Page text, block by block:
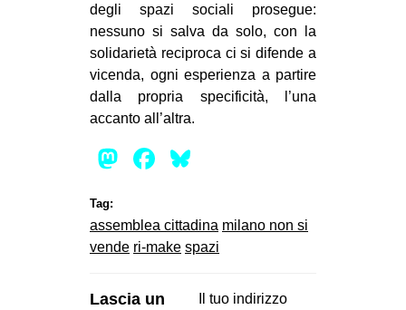
degli spazi sociali prosegue:
nessuno si salva da solo, con la
solidarietà reciproca ci si difende a
vicenda, ogni esperienza a partire
dalla propria specificità, l’una
accanto all’altra.
Mastodon
Facebook
Tag:
assemblea cittadina milano non si
vende ri-make spazi
Lascia un
Il tuo indirizzo